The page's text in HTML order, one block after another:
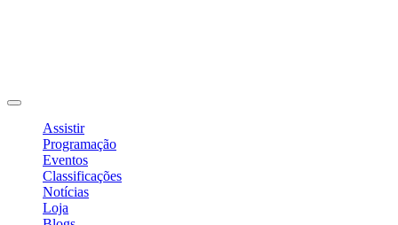
Assistir
Programação
Eventos
Classificações
Notícias
Loja